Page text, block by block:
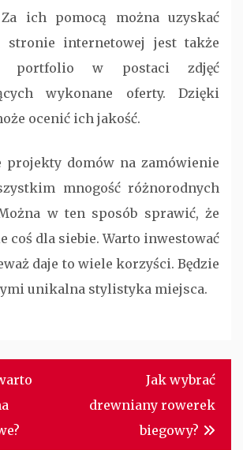
ich pomocą można uzyskać
stronie internetowej jest także
portfolio w postaci zdjęć
wykonane oferty. Dzięki
ocenić ich jakość.
projekty domów na zamówienie
mnogość różnorodnych
w ten sposób sprawić, że
coś dla siebie. Warto inwestować
daje to wiele korzyści. Będzie
unikalna stylistyka miejsca.
Jak wybrać
drewniany rowerek
biegowy?